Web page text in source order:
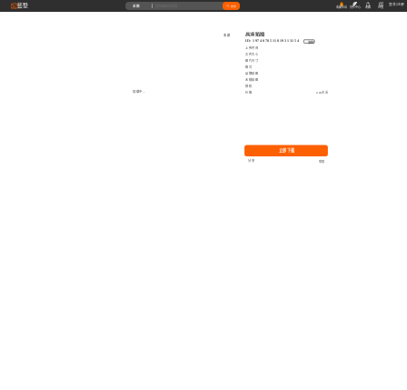
藝墅 全部 搜索 收藏本站 创作中心 收藏 充值
登录 |注册
加载中...
收藏 高清贴图
ID: 1974078511819313154 复制
上传时间
文件大小
图片尺寸
格式
品牌贴图
无缝贴图
授权
价格 0.00艺币
立即下载
分享 举报